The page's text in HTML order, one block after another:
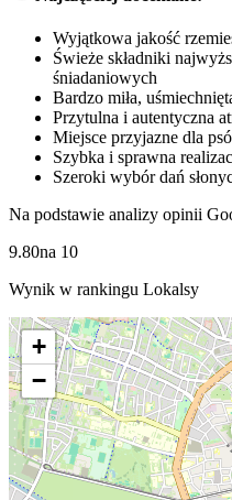
Wyjątkowa jakość
Świeże składniki
śniadaniowych
Bardzo miła,
Przytulna i autentyczna
Miejsce przyjazne dla
Szybka i sprawna
Szeroki wybór dań
Na podstawie analizy opinii
9.80na 10
Wynik w rankingu Lokalsy
+
−